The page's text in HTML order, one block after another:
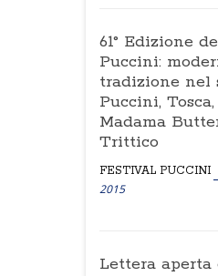
61° Edizione
Puccini:
tradizione nel
Puccini,
Madama
Trittico
FESTIVAL PUCCINI
2015
Lettera